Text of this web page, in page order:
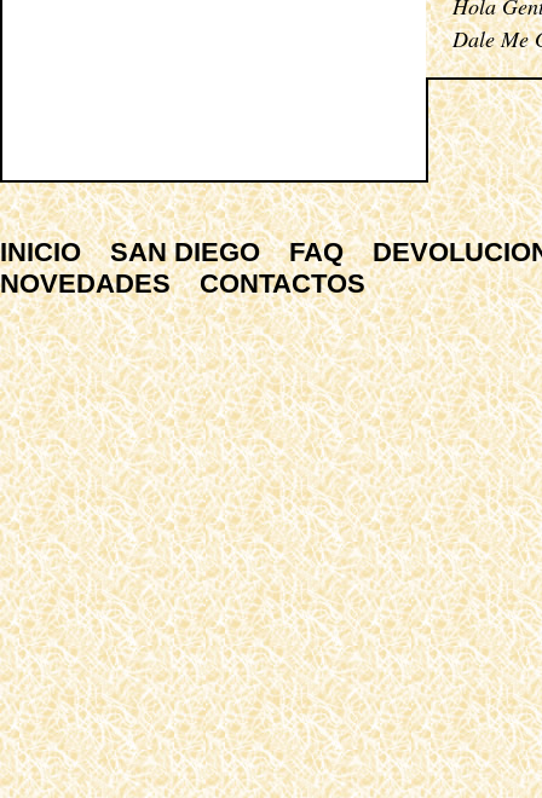
Hola
Dale Me
INICIO SAN DIEGO FAQ
NOVEDADES
CONTACTOS